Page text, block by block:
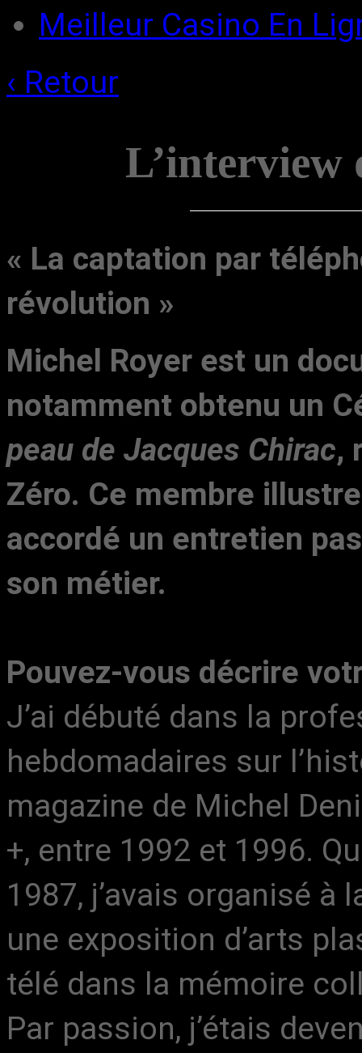
Meilleur Casino En
‹ Retour
L’interview
« La captation par
révolution »
Michel Royer est un
notamment obtenu un
peau de Jacques Chirac,
Zéro. Ce membre
accordé un entretien
son métier.
Pouvez-vous décrire
J’ai débuté dans la
hebdomadaires sur
magazine de Michel
+, entre 1992 et 1996.
1987, j’avais organisé à
une exposition d’arts
télé dans la mémoire
Par passion, j’étais